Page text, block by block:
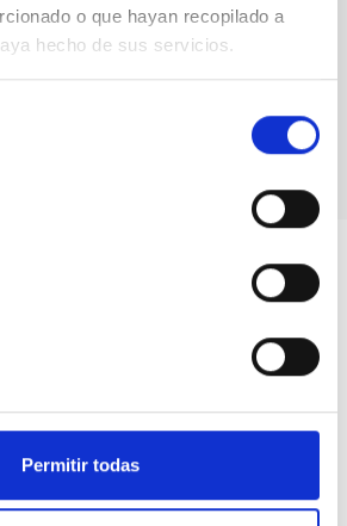
o que hayan recopilado a
hecho de sus servicios.
Permitir todas